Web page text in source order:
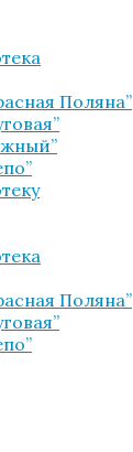
Поляна”
Поляна”